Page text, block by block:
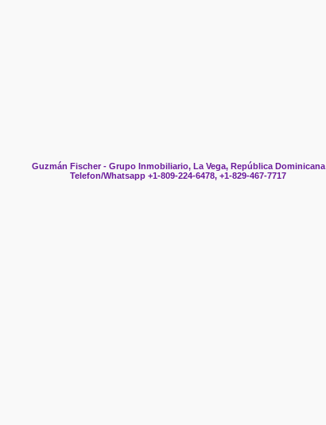
Guzmán Fischer - Grupo Inmobiliario, La Vega, República Dominicana
Telefon/Whatsapp +1-809-224-6478, +1-829-467-7717